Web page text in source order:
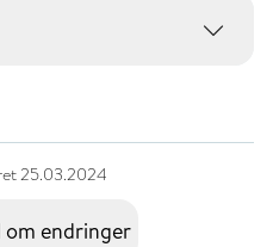
25.03.2024
om endringer